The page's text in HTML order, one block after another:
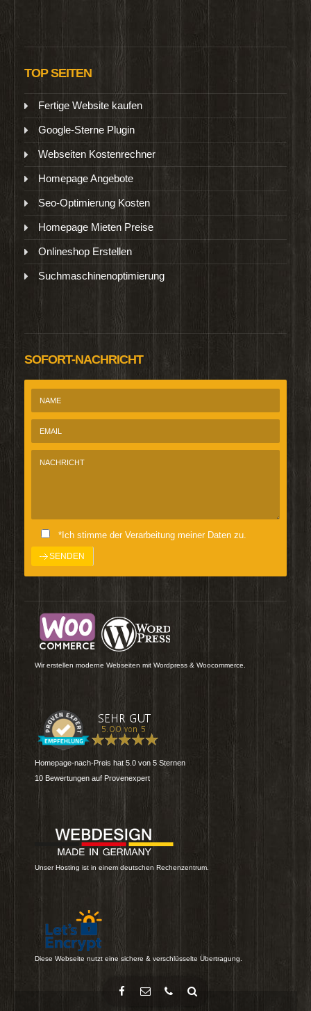
TOP SEITEN
Fertige Website kaufen
Google-Sterne Plugin
Webseiten Kostenrechner
Homepage Angebote
Seo-Optimierung Kosten
Homepage Mieten Preise
Onlineshop Erstellen
Suchmaschinenoptimierung
SOFORT-NACHRICHT
*Ich stimme der Verarbeitung meiner Daten zu.
Wir erstellen moderne Webseiten mit Wordpress & Woocommerce.
Homepage-nach-Preis hat 5.0 von 5 Sternen
10 Bewertungen auf Provenexpert
Unser Hosting ist in einem deutschen Rechenzentrum.
Diese Webseite nutzt eine sichere & verschlüsselte Übertragung.